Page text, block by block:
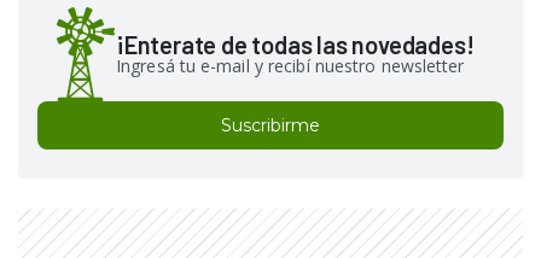
¡Enterate de todas las novedades!
Ingresá tu e-mail y recibí nuestro newsletter
Suscribirme